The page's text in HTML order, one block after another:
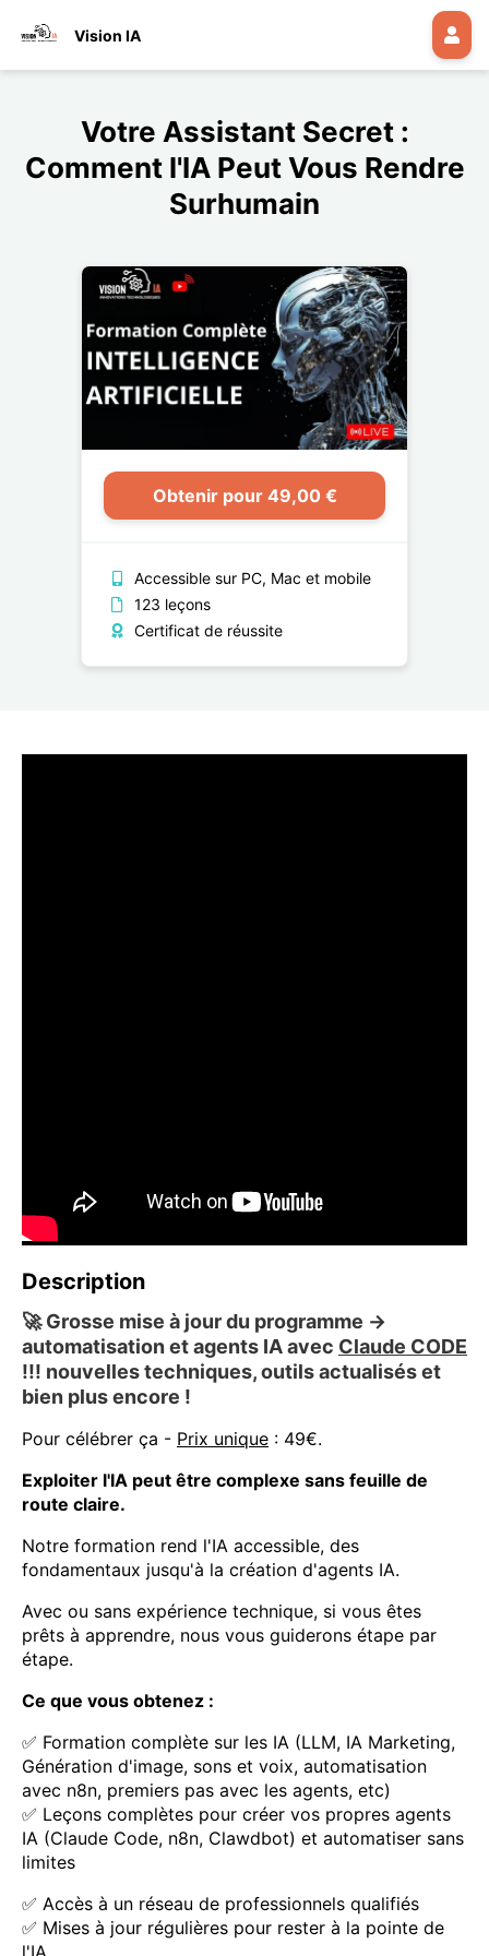
Vision IA
Votre Assistant Secret :
Comment l'IA Peut Vous Rendre
Surhumain
Obtenir pour 49,00 €
Accessible sur PC, Mac et mobile
123 leçons
Certificat de réussite
Description
🚀Grosse mise à jour du programme →
automatisation et agents IA avec Claude CODE
!!! nouvelles techniques, outils actualisés et
bien plus encore !
Pour célébrer ça - Prix unique : 49€.
Exploiter l'IA peut être complexe sans feuille de
route claire.
Notre formation rend l'IA accessible, des
fondamentaux jusqu'à la création d'agents IA.
Avec ou sans expérience technique, si vous êtes
prêts à apprendre, nous vous guiderons étape par
étape.
Ce que vous obtenez :
✅ Formation complète sur les IA (LLM, IA Marketing,
Génération d'image, sons et voix, automatisation
avec n8n, premiers pas avec les agents, etc)
✅ Leçons complètes pour créer vos propres agents
IA (Claude Code, n8n, Clawdbot) et automatiser sans
limites
✅ Accès à un réseau de professionnels qualifiés
✅ Mises à jour régulières pour rester à la pointe de